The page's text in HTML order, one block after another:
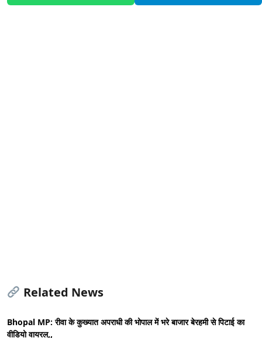
Related News
Bhopal MP: रीवा के कुख्यात अपराधी की भोपाल में भरे बाजार बेरहमी से पिटाई का
वीडियो वायरल,,